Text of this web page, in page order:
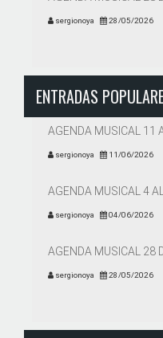
sergionoya 28/05/2026
ENTRADAS
AGENDA MUSICAL 11
sergionoya 11/06/2026
AGENDA MUSICAL 4
sergionoya 04/06/2026
AGENDA MUSICAL 28
sergionoya 28/05/2026